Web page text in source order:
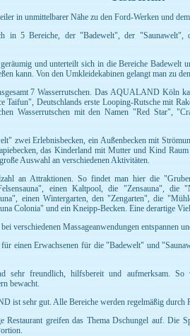
in unmittelbarer Nähe zu den Ford-Werken und
5 Bereiche, der "Badewelt", der "Saunawelt",
und unterteilt sich in die Bereiche Badewelt
kann. Von den Umkleidekabinen gelangt man zu
7 Wasserrutschen. Das AQUALAND Köln
Taifun", Deutschlands erste Looping-Rutsche mit
Wasserrutschen mit den Namen "Red Star",
zwei Erlebnisbecken, ein Außenbecken mit
das Kinderland mit Mutter und Kind
Auswahl an verschiedenen Aktivitäten.
an Attraktionen. So findet man hier die
einen Kaltpool, die "Zensauna", die
einen Wintergarten, den "Zengarten", die
Colonia" und ein Kneipp-Becken. Eine derartige
verschiedenen Massageanwendungen entspannen
einen Erwachsenen für die "Badewelt" und
freundlich, hilfsbereit und aufmerksam. So
bewacht.
ist sehr gut. Alle Bereiche werden regelmäßig durch
Restaurant greifen das Thema Dschungel auf. Die